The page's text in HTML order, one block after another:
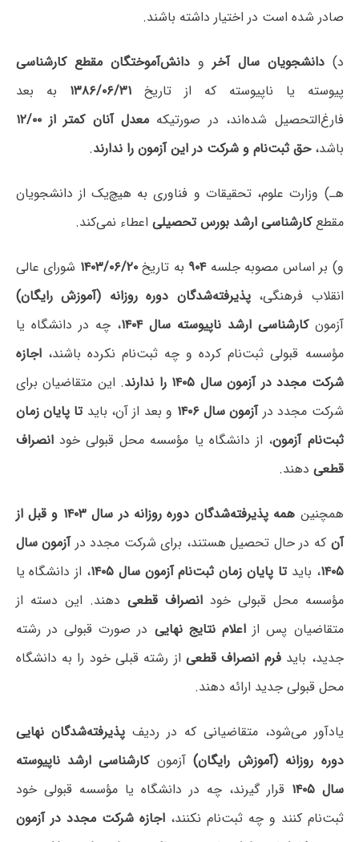
صادر شده است در اختیار داشته باشند.
د)دانشجویان سال آخر ودانش‌آموختگان مقطع کارشناسی
پیوسته یا ناپیوسته که از تاریخ۱۳۸۶/۰۶/۳۱ به بعد
فارغ‌التحصیل شده‌اند، در صورتیکه معدل آنان کمتر از ۱۲/۰۰
باشد،حق ثبت‌نام و شرکت در این آزمون را ندارند.
هـ) وزارت علوم، تحقیقات و فناوری به هیچ‌یک از دانشجویان
مقطعکارشناسی ارشد بورس تحصیلی اعطاء نمی‌کند.
و) بر اساس مصوبه جلسه۹۰۴ به تاریخ۱۴۰۳/۰۶/۲۰ شورای عالی
انقلاب فرهنگی،پذیرفته‌شدگان دوره روزانه (آموزش رایگان)
آزمونکارشناسی ارشد ناپیوسته سال ۱۴۰۴
، چه در دانشگاه یا
مؤسسه قبولی ثبت‌نام کرده و چه ثبت‌نام نکرده باشند،اجازه
شرکت مجدد در آزمون سال ۱۴۰۵ را ندارند
. این متقاضیان برای
شرکت مجدد درآزمون سال ۱۴۰۶ و بعد از آن، بایدتا پایان زمان
ثبت‌نام آزمون، از دانشگاه یا مؤسسه محل قبولی خودانصراف
قطعی دهند.
همچنین
همه پذیرفته‌شدگان دوره روزانه در سال ۱۴۰۳ و قبل از
آن که در حال تحصیل هستند، برای شرکت مجدد درآزمون سال
۱۴۰۵، بایدتا پایان زمان ثبت‌نام آزمون سال ۱۴۰۵
، از دانشگاه یا
مؤسسه محل قبولی خودانصراف قطعی دهند. این دسته از
متقاضیان پس ازاعلام نتایج نهایی در صورت قبولی در رشته
جدید، بایدفرم انصراف قطعیاز رشته قبلی خود را به دانشگاه
محل قبولی جدید ارائه دهند.
یادآور می‌شود، متقاضیانی که در ردیفپذیرفته‌شدگان نهایی
دوره روزانه (آموزش رایگان)آزمونکارشناسی ارشد ناپیوسته
سال ۱۴۰۵
قرار گیرند، چه در دانشگاه یا مؤسسه قبولی خود
ثبت‌نام کنند و چه ثبت‌نام نکنند،اجازه شرکت مجدد در آزمون